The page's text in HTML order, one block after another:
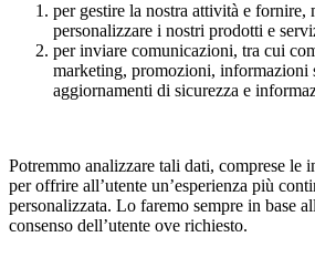
per gestire la nostra attività e fornire,
personalizzare i nostri prodotti e
per inviare comunicazioni, tra cui
marketing, promozioni, informazioni
aggiornamenti di sicurezza e
Potremmo analizzare tali dati, comprese le
per offrire all’utente un’esperienza più
personalizzata. Lo faremo sempre in base
consenso dell’utente ove richiesto.